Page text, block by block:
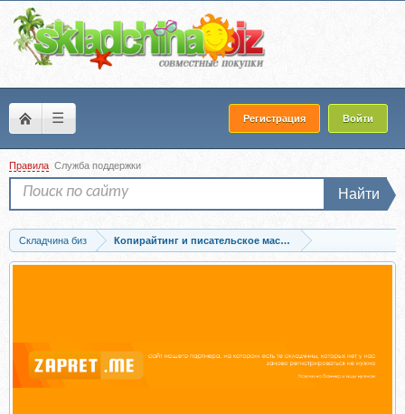
☰ Регистрация Войти
Правила Служба поддержки
Найти
Складчина биз
Копирайтинг и писательское мастерство
Запись Как стать известным в индустрии IT. Тариф Видео (Артем Малышев,